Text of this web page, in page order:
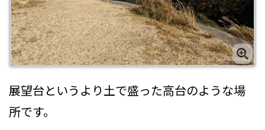
展望台というより土で盛った高台のような場
所です。